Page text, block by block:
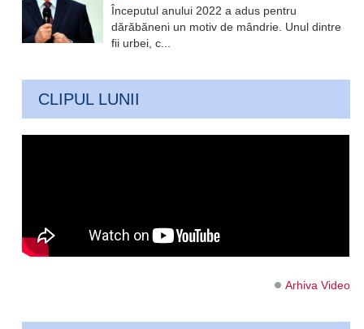
Începutul anului 2022 a adus pentru
dărăbăneni un motiv de mândrie. Unul dintre
fii urbei, c...
CLIPUL LUNII
Arhiva Video